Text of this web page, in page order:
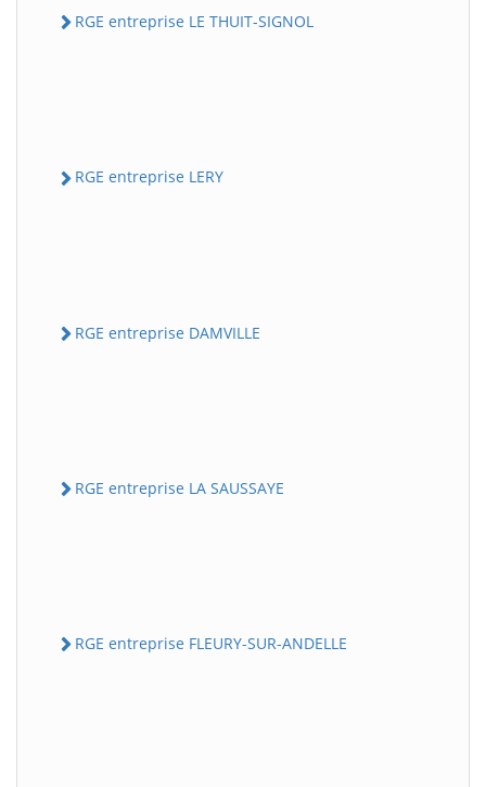
RGE entreprise LE THUIT-SIGNOL
RGE entreprise LERY
RGE entreprise DAMVILLE
RGE entreprise LA SAUSSAYE
RGE entreprise FLEURY-SUR-ANDELLE